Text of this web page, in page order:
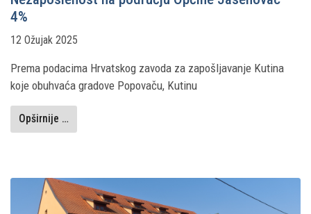
4%
12 Ožujak 2025
Prema podacima Hrvatskog zavoda za zapošljavanje Kutina
koje obuhvaća gradove Popovaču, Kutinu
Opširnije …